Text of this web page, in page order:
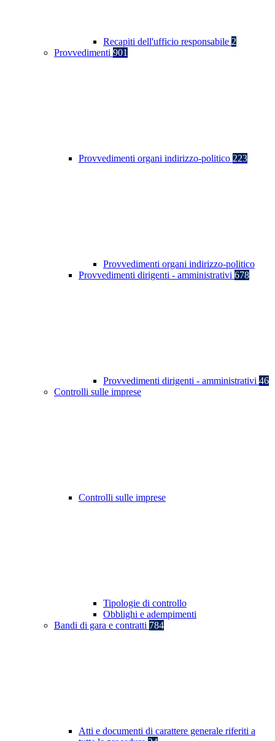
Recapiti dell'ufficio responsabile 2
Provvedimenti 901
Provvedimenti organi indirizzo-politico 223
Provvedimenti organi indirizzo-politico
Provvedimenti dirigenti - amministrativi 678
Provvedimenti dirigenti - amministrativi 46
Controlli sulle imprese
Controlli sulle imprese
Tipologie di controllo
Obblighi e adempimenti
Bandi di gara e contratti 784
Atti e documenti di carattere generale riferiti a